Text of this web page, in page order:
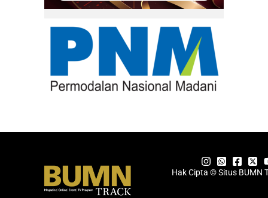
Hak Cipta © Situs BUMN